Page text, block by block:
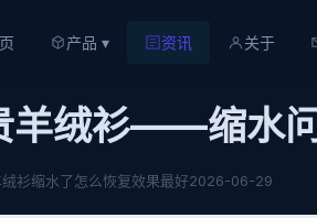
产品 ▾ 资讯 关于
羊绒衫——缩水
绒衫缩水了怎么恢复效果最好2026-06-29